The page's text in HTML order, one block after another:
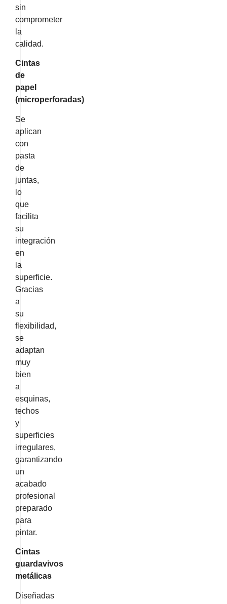
sin
comprometer
la
calidad.
Cintas
de
papel
(microperforadas)
Se
aplican
con
pasta
de
juntas,
lo
que
facilita
su
integración
en
la
superficie.
Gracias
a
su
flexibilidad,
se
adaptan
muy
bien
a
esquinas,
techos
y
superficies
irregulares,
garantizando
un
acabado
profesional
preparado
para
pintar.
Cintas
guardavivos
metálicas
Diseñadas